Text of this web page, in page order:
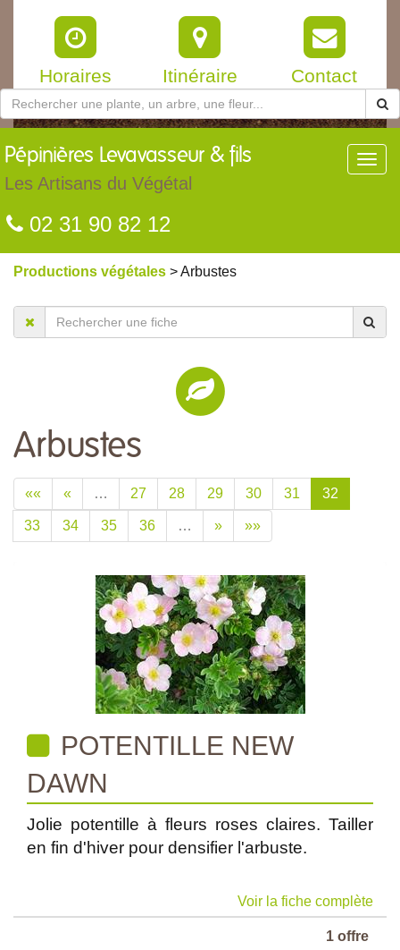
Horaires Itinéraire Contact
Pépinières Levavasseur & fils
Les Artisans du Végétal
02 31 90 82 12
Productions végétales > Arbustes
Arbustes
«« « … 27 28 29 30 31 32
33 34 35 36 … » »»
POTENTILLE NEW
DAWN
Jolie potentille à fleurs roses claires. Tailler
en fin d'hiver pour densifier l'arbuste.
Voir la fiche complète
1 offre